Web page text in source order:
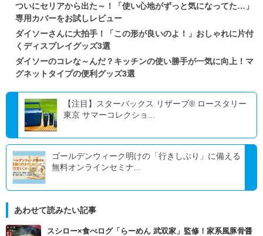
ついにセリアから出た～！「使い心地がずっと気になってた…」
専用カバーをお試しレビュー
ダイソーさんに大拍手！「この形が良いのよ！」おしゃれに片付
くディスプレイグッズ3選
ダイソーのコレな～んだ？キッチンの使い勝手が一気に向上！マ
グネットタイプの便利グッズ3選
【注目】スターバックス リザーブ® ロースタリー
東京 サマーコレクショ...
ゴールデンウィーク明けの「行きしぶり」に備える
無料オンラインセミナ...
あわせて読みたい記事
スシロー×食べログ「らーめん 武双家」監修！家系風豚骨醤